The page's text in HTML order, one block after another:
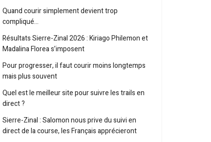
Quand courir simplement devient trop
compliqué…
Résultats Sierre-Zinal 2026 : Kiriago Philemon et
Madalina Florea s’imposent
Pour progresser, il faut courir moins longtemps
mais plus souvent
Quel est le meilleur site pour suivre les trails en
direct ?
Sierre-Zinal : Salomon nous prive du suivi en
direct de la course, les Français apprécieront